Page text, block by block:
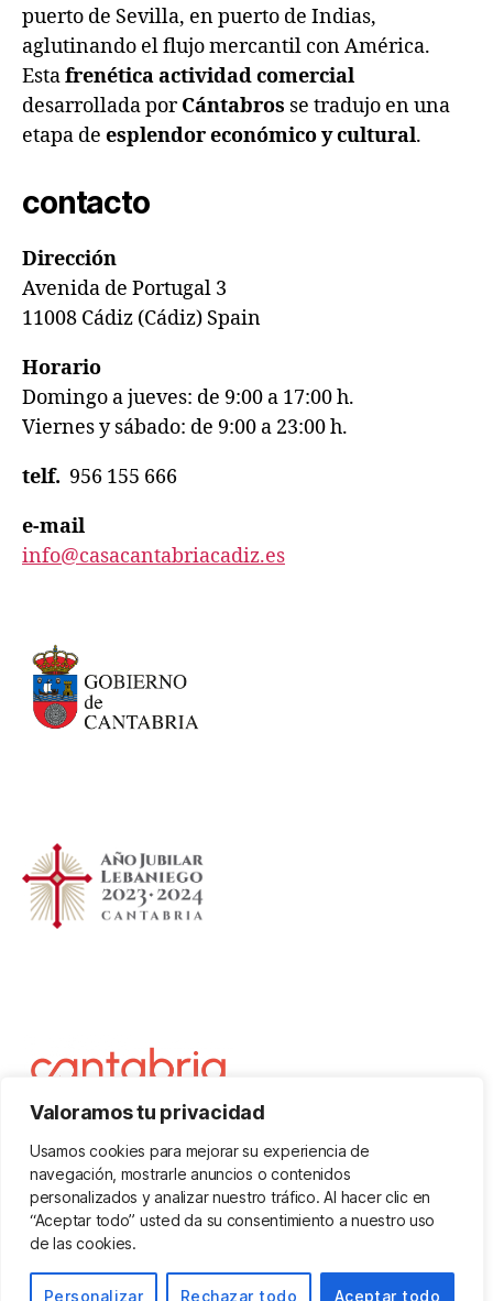
Valoramos tu privacidad
Usamos cookies para mejorar su experiencia de
navegación, mostrarle anuncios o contenidos
personalizados y analizar nuestro tráfico. Al hacer clic en
“Aceptar todo” usted da su consentimiento a nuestro uso
de las cookies.
Personalizar Rechazar todo Aceptar todo
puerto de Sevilla, en puerto de Indias,
aglutinando el flujo mercantil con América.
Estafrenética actividad comercial
desarrollada porCántabros se tradujo en una
etapa de esplendor económico y cultural.
contacto
Dirección
Avenida de Portugal 3
11008 Cádiz (Cádiz) Spain
Horario
Domingo a jueves: de 9:00 a 17:00 h.
Viernes y sábado: de 9:00 a 23:00 h.
telf. 956 155 666
e-mail
info@casacantabriacadiz.es
© 2026Casa Cantabria Cádiz | Centro
Subir